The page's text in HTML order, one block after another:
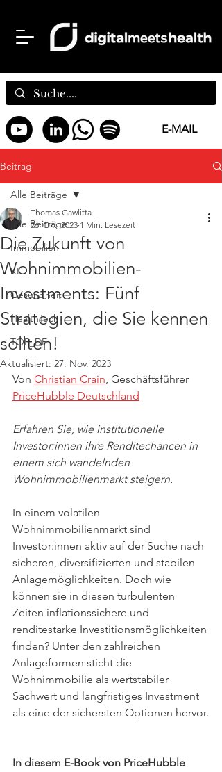
E-MAIL
Beitrag
Alle Beiträge
Immobilien
KI
Gesundheit
HealthTech
TOP_DE
Alle Beiträge
Die Zukunft von
Wohnimmobilien-
Investments: Fünf
Strategien, die Sie kennen
sollten!
Thomas Gawlitta
26. Okt. 2023 1 Min. Lesezeit
Aktualisiert: 27. Nov. 2023
Von Christian Crain, Geschäftsführer
PriceHubble Deutschland
Erfahren Sie, wie institutionelle
Investor:innen ihre Renditechancen in
einem sich wandelnden
Wohnimmobilienmarkt steigern.
In einem volatilen
Wohnimmobilienmarkt sind
Investor:innen aktiv auf der Suche nach
sicheren, diversifizierten und stabilen
Anlagemöglichkeiten. Doch wie
können sie in diesen turbulenten
Zeiten inflationssichere und
renditestarke Investitionsmöglichkeiten
finden? Unter den zahlreichen
Anlageformen sticht die
Wohnimmobilie als wertstabiler
Sachwert und langfristiges Investment
als eine der sichersten Optionen hervor.
In diesem E-Book von PriceHubble